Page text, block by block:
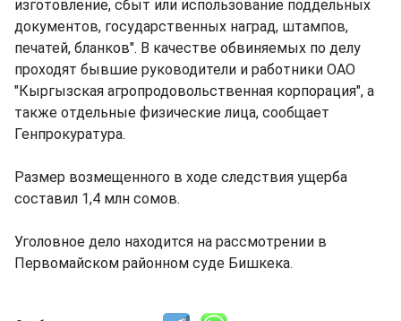
изготовление, сбыт или использование поддельных
документов, государственных наград, штампов,
печатей, бланков". В качестве обвиняемых по делу
проходят бывшие руководители и работники ОАО
"Кыргызская агропродовольственная корпорация", а
также отдельные физические лица, сообщает
Генпрокуратура.
Размер возмещенного в ходе следствия ущерба
составил 1,4 млн сомов.
Уголовное дело находится на рассмотрении в
Первомайском районном суде Бишкека.